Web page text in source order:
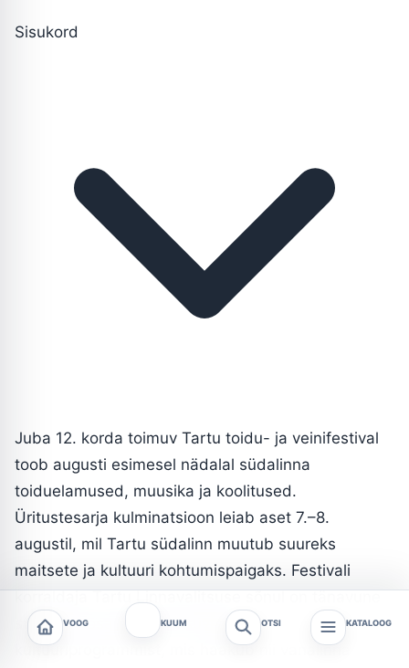
Sisukord
Juba 12. korda toimuv Tartu toidu- ja veinifestival
toob augusti esimesel nädalal südalinna
toiduelamused, muusika ja koolitused.
Üritustesarja kulminatsioon leiab aset 7.–8.
augustil, mil Tartu südalinn muutub suureks
maitsete ja kultuuri kohtumispaigaks. Festivali
sündmus osa laiemast suvisest
kultuuriprogrammist, mis haakub nii vanalinna
VOOG KUUM OTSI KATALOOG